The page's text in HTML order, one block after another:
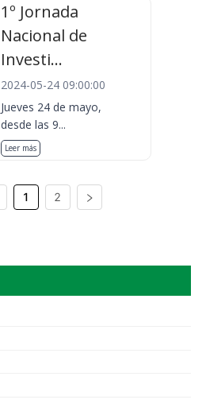
1º Jornada
Nacional de
Investi...
2024-05-24 09:00:00
Jueves 24 de mayo,
desde las 9...
Leer más
1 2